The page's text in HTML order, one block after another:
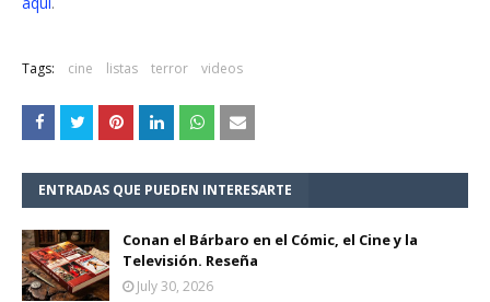
Tags: cine listas terror videos
ENTRADAS QUE PUEDEN INTERESARTE
Conan el Bárbaro en el Cómic, el Cine y la
Televisión. Reseña
July 30, 2026